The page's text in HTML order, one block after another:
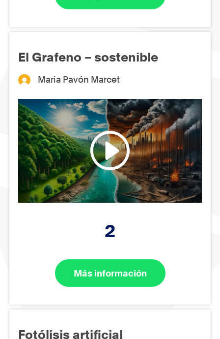
El Grafeno – sostenible
Maria Pavón Marcet
2
Más información
Fotólisis artificial